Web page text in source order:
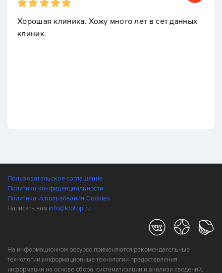
Хорошая клиника. Хожу много лет в сет данных
клиник.
Пользовательское соглашение
Политика конфиденциальности
Политика использования Cookies
Написать нам info@ktotop.ru
На информационном ресурсе применяются рекомендательные
технологии (информационные технологии предоставления
информации на основе сбора, систематизации и анализа сведений,